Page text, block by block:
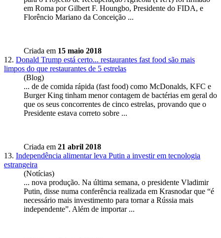
em Roma por Gilbert F. Houngbo, Presidente do FIDA, e
Florêncio Mariano da Conceição ...
Criada em 15 maio 2018
12. Donald Trump está certo... restaurantes fast food são mais
limpos do que restaurantes de 5 estrelas
(Blog)
... de de comida rápida (fast food) como McDonalds, KFC e
Burger King tinham menor contagem de bactérias em geral do
que os seus concorrentes de cinco estrelas, provando que o
Presidente estava correto sobre ...
Criada em 21 abril 2018
13. Independência alimentar leva Putin a investir em tecnologia
estrangeira
(Notícias)
... nova produção. Na última semana, o presidente Vladimir
Putin, disse numa conferência realizada em Krasnodar que “é
necessário mais investimento para tornar a Rússia mais
independente”. Além de importar ...